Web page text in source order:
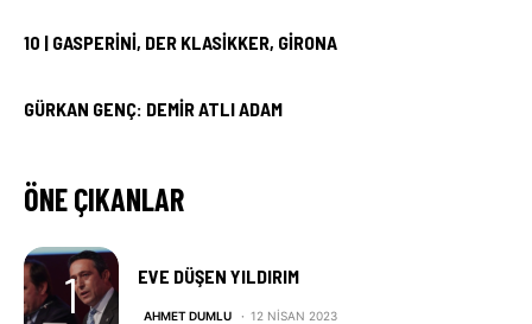
10 | GASPERINI, DER KLASIKKER, GIRONA
GÜRKAN GENÇ: DEMIR ATLI ADAM
ÖNE ÇIKANLAR
EVE DÜŞEN YILDIRIM
AHMET DUMLU 12 NISAN 2023